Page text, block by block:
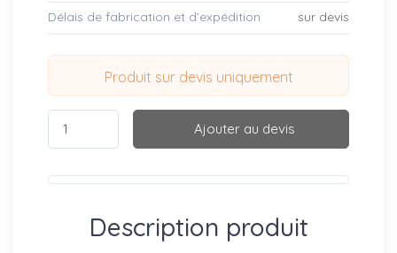
Délais de fabrication et d’expédition sur devis
Produit sur devis uniquement
Ajouter au devis
Description produit